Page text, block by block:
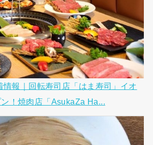
情報｜回転寿司店「はま寿司」イオ
！焼肉店「AsukaZa Ha...